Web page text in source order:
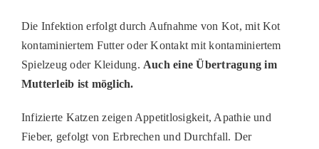
Die Infektion erfolgt durch Aufnahme von Kot, mit Kot
kontaminiertem Futteroder Kontakt mit kontaminiertem
Spielzeug oder Kleidung. Aucheine Übertragung im
Mutterleib ist möglich.
Infizierte Katzen zeigen Appetitlosigkeit, Apathie und
Fieber, gefolgt von Erbrechen und Durchfall. Der